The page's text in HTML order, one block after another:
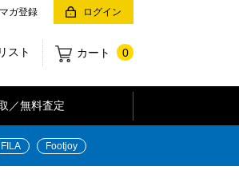
ガ登録 ログイン
カート 0
スト
／無料査定
FILA Footjoy